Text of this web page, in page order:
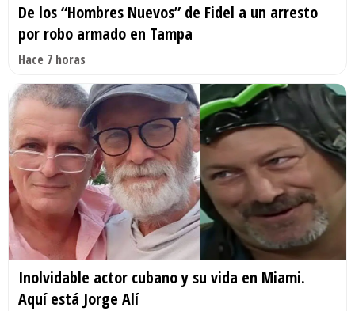
De los “Hombres Nuevos” de Fidel a un arresto
por robo armado en Tampa
Hace 7 horas
Inolvidable actor cubano y su vida en Miami.
Aquí está Jorge Alí